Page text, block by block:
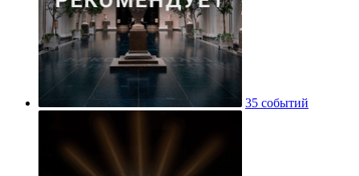
35 событий